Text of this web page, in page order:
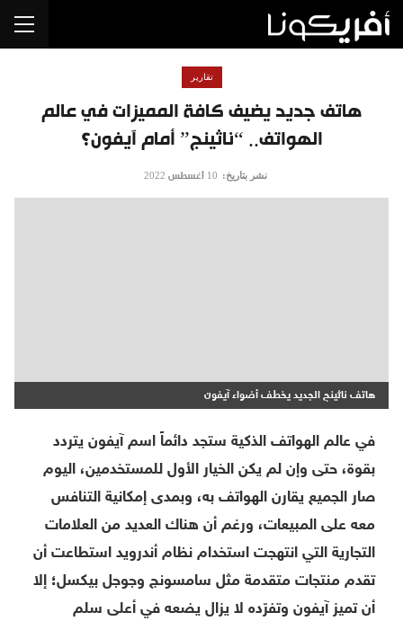
هاتف جديد يضيف كافة المميزات في عالم
الهواتف.. “ناثينج” أمام آيفون؟
تقارير
نشر بتاريخ: 10 أغسطس 2022
هاتف ناثينج الجديد يخطف أضواء آيفون
في عالم الهواتف الذكية ستجد دائماً اسم آيفون يتردد
بقوة، حتى وإن لم يكن الخيار الأول للمستخدمين، اليوم
صار الجميع يقارن الهواتف به، وبمدى إمكانية التنافس
معه على المبيعات، ورغم أن هناك العديد من العلامات
التجارية التي انتهجت استخدام نظام أندرويد استطاعت أن
تقدم منتجات متقدمة مثل سامسونج وجوجل بيكسل؛ إلا
أن تميز آيفون وتفرّده لا يزال يضعه في أعلى سلم